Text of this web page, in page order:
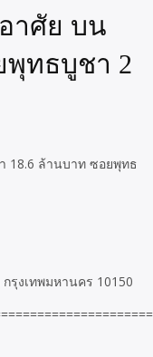
าศัย บน
พุทธบูชา 2
18.6 ล้านบาท ซอยพุทธ
รุงเทพมหานคร 10150